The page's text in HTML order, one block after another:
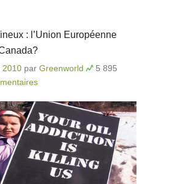
: l’Union Européenne
2010 par Greenworld
5 895